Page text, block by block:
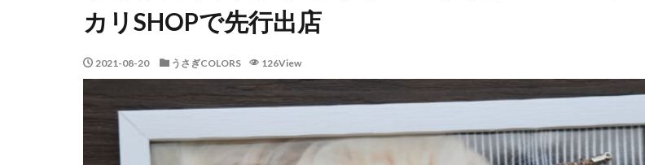
カリSHOPで先行出店
2021-08-20 うさぎCOLORS 126View